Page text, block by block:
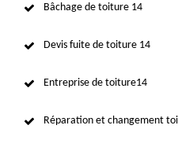
Bâchage de toiture 14
Devis fuite de toiture 14
Entreprise de toiture14
Réparation et changement